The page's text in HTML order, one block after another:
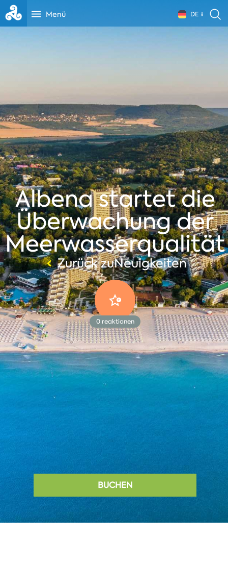
Menü DE
Albena startet die
Überwachung der
Meerwasserqualität
Zurück zuNeuigkeiten
0reaktionen
BUCHEN